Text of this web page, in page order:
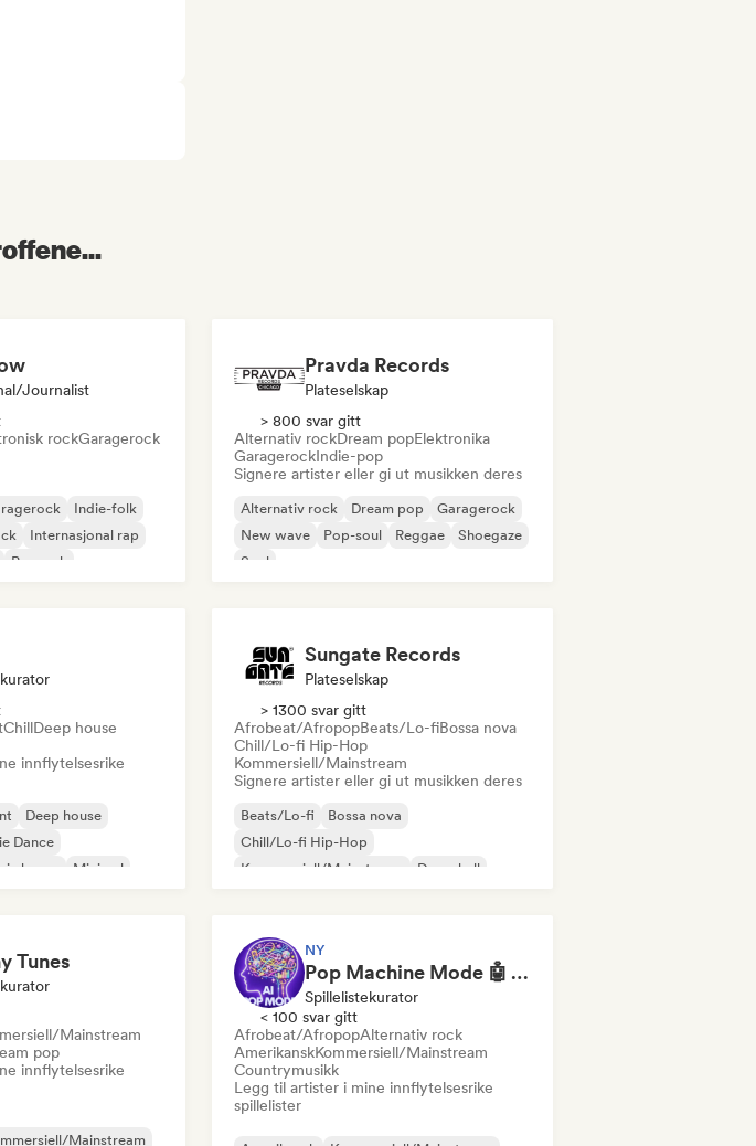
journalist
rockGaragerock
Indie-folk
Internasjonal rap
Poprock
Pravda Records
Plateselskap
> 800 svar gitt
Alternativ rockDream popElektronika
GaragerockIndie-pop
Signere artister eller gi ut musikken deres
Alternativ rock Dream pop
Garagerock
New wave
Pop-soul Reggae
Shoegaze
Soul
ChillDeep house
innflytelsesrike
Deep house
Dance
house
Minimal
Sungate Records
Plateselskap
> 1300 svar gitt
Afrobeat/AfropopBeats/Lo-fiBossa nova
Chill/Lo-fi Hip-Hop
Kommersiell/Mainstream
Signere artister eller gi ut musikken deres
Beats/Lo-fi
Bossa nova
Chill/Lo-fi Hip-Hop
Kommersiell/Mainstream
Dancehall
Tunes
Mainstream
pop
innflytelsesrike
Mainstream
NY
Pop Machine Mode 🤖 AI Music, Indie Pop & Dream Pop
Spillelistekurator
< 100 svar gitt
Afrobeat/AfropopAlternativ rock
AmerikanskKommersiell/Mainstream
Countrymusikk
Legg til artister i mine innflytelsesrike
spillelister